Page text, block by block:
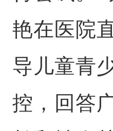
艳在医院
导儿童青
控，回答